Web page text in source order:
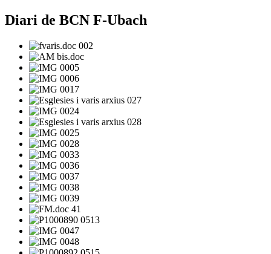
Diari de BCN F-Ubach